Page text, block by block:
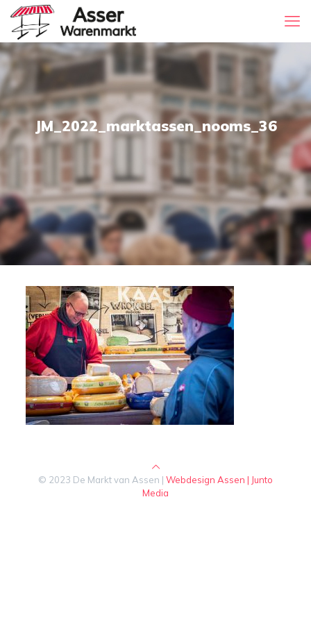
JM_2022_marktassen_nooms_36
© 2023 De Markt van Assen | Webdesign Assen | Junto
Media